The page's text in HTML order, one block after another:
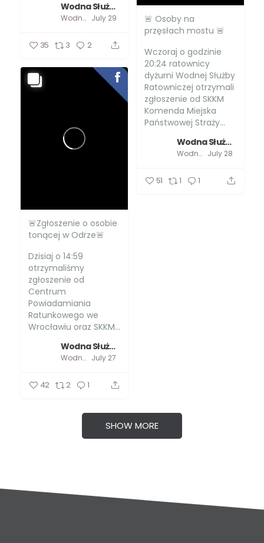
Wodna Służba Ratownicza
Wodna Służba Ratownicza July 29
35 3 2
🚨 Osoby na
przęsłach mostu 🚨
Wczoraj o godzinie
20:24 ratownicy
dyżurni Wodnej Służby
Ratowniczej otrzymali
zgłoszenie od SKKM
Komenda Miejska
Państwowej Straży...
Wodna Służba Ratownicza
Wodna Służba Ratownicza July 28
51 1 1
🚨Zgłoszenie o osobie
tonącej w Odrze🚨
Dzisiaj o 14:59
otrzymaliśmy
zgłoszenie od
Centrum
Powiadamiania
Ratunkowego we
Wrocławiu oraz SKKM...
Wodna Służba Ratownicza
Wodna Służba Ratownicza July 27
42 2 1
SHOW MORE